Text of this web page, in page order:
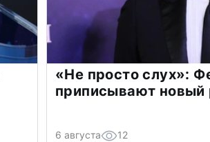
«Не просто слух»:
приписывают
6 августа 12